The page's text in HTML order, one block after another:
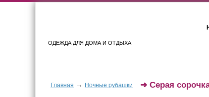
ОДЕЖДА ДЛЯ ДОМА И ОТДЫХА
Главная → Ночные рубашки ➜ Серая